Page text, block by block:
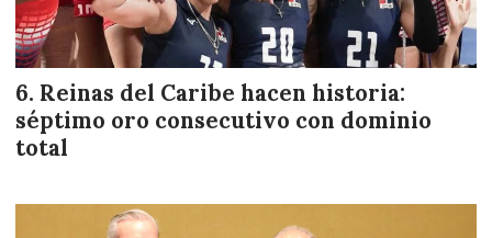
Reinas del Caribe hacen historia:
séptimo oro consecutivo con dominio
total